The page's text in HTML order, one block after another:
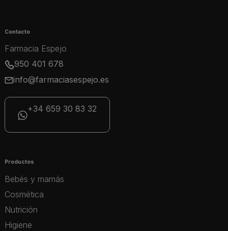
Contacto
Farmacia Espejo
950 401 678
info@farmaciasespejo.es
+34 659 30 83 32
Productos
Bebés y mamás
Cosmética
Nutrición
Higiene